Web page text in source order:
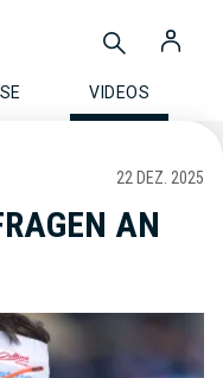
VIDEOS
22 DEZ. 2025
AN